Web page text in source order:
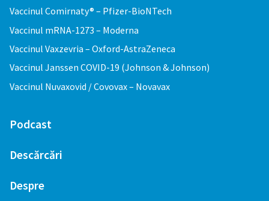
Vaccinul Comirnaty® – Pfizer-BioNTech
Vaccinul mRNA-1273 – Moderna
Vaccinul Vaxzevria – Oxford-AstraZeneca
Vaccinul Janssen COVID-19 (Johnson & Johnson)
Vaccinul Nuvaxovid / Covovax – Novavax
Podcast
Descărcări
Despre